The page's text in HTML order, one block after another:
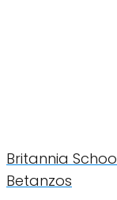
Britannia
Betanzos